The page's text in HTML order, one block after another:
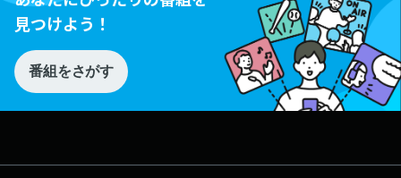
見つけよう！
番組をさがす